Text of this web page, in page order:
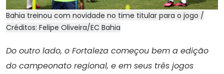
Bahia treinou com novidade no time titular para o jogo /
Créditos: Felipe Oliveira/EC Bahia
Do outro lado, o Fortaleza começou bem a edição
do campeonato regional, e em seus três jogos